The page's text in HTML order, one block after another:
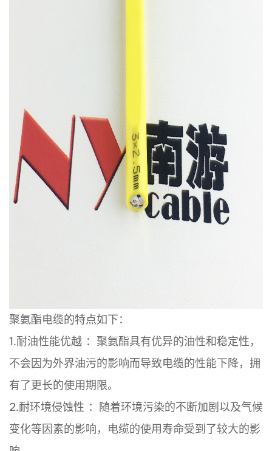
聚氨酯电缆的特点如下：
1.耐油性能优越 ：聚氨酯具有优异的油性和稳定性，
不会因为外界油污的影响而导致电缆的性能下降，拥
有了更长的使用期限。
2.耐环境侵蚀性 ：随着环境污染的不断加剧以及气候
变化等因素的影响，电缆的使用寿命受到了较大的影